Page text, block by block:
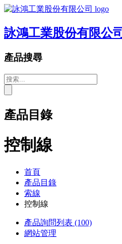
詠鴻工業股份有限公司
產品搜尋
產品目錄
控制線
首頁
產品目錄
索線
控制線
產品詢問列表 (100)
網站管理